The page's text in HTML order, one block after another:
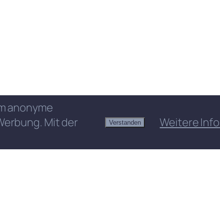
anonyme
Mit der
Verstanden Weitere